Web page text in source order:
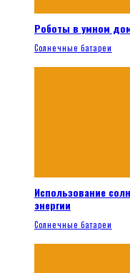
Роботы в умном
Солнечные батареи
Использование
энергии
Солнечные батареи